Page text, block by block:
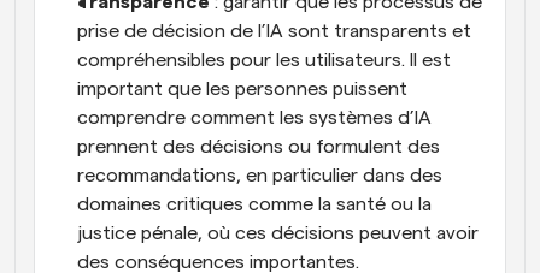
prise de décision de l’IA sont transparents et
compréhensibles pour les utilisateurs. Il est
important que les personnes puissent
comprendre comment les systèmes d’IA
prennent des décisions ou formulent des
recommandations, en particulier dans des
domaines critiques comme la santé ou la
justice pénale, où ces décisions peuvent avoir
des conséquences importantes.